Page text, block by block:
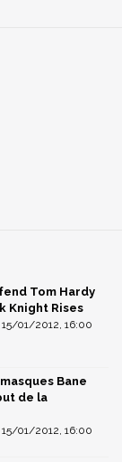
Tom Hardy
Knight Rises
15/01/2012, 16:00
Bane
de la
15/01/2012, 16:00